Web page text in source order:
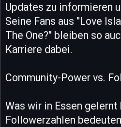
Updates zu informieren
Seine Fans aus "Love
The One?" bleiben so
Karriere dabei.
Community-Power vs.
Was wir in Essen gelernt
Followerzahlen